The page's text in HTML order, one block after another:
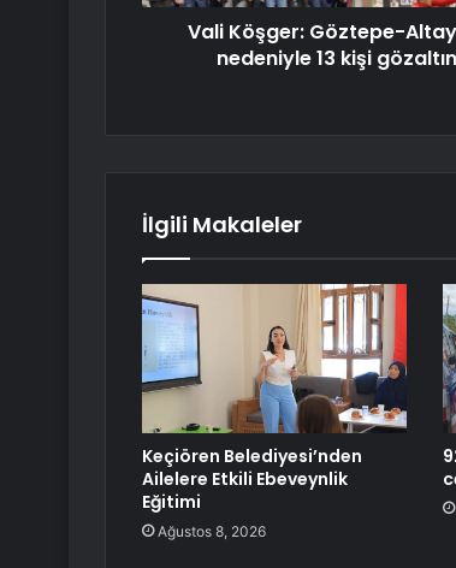
Vali Köşger: Göztepe-
nedeniyle 13 kişi
İlgili Makaleler
Keçiören Belediyesi’nden
Ailelere Etkili Ebeveynlik
Eğitimi
Ağustos 8, 2026